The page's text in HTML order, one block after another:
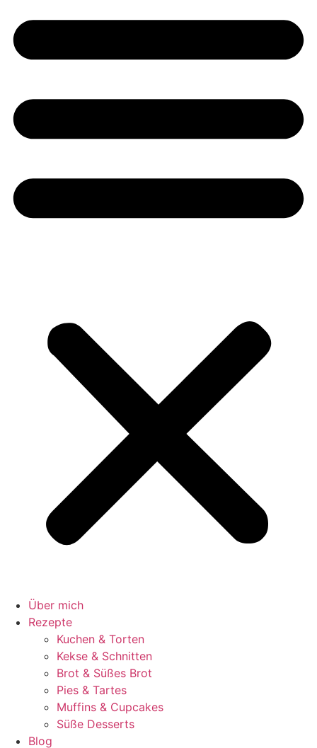
Über mich
Rezepte
Kuchen & Torten
Kekse & Schnitten
Brot & Süßes Brot
Pies & Tartes
Muffins & Cupcakes
Süße Desserts
Blog